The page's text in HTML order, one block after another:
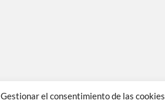
Gestionar el consentimiento de las cookies